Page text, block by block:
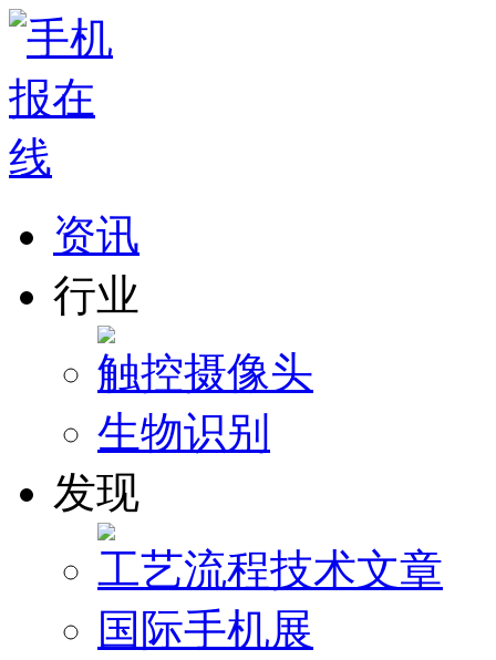
资讯
行业
触控摄像头
生物识别
发现
工艺流程技术文章
国际手机展